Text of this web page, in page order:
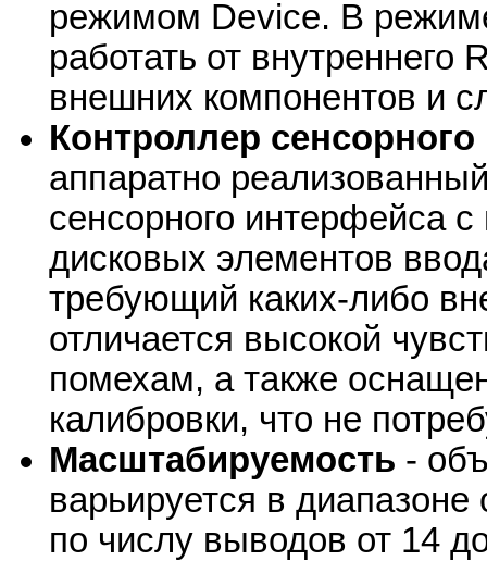
режимом Device. В
работать от внутреннего
внешних компонентов и
Контроллер
аппаратно
сенсорного интерфейса
дисковых элементов
требующий каких-либо
отличается высокой
помехам, а также
калибровки, что не
Масштабируемость -
варьируется в диапазоне
по числу выводов от 14